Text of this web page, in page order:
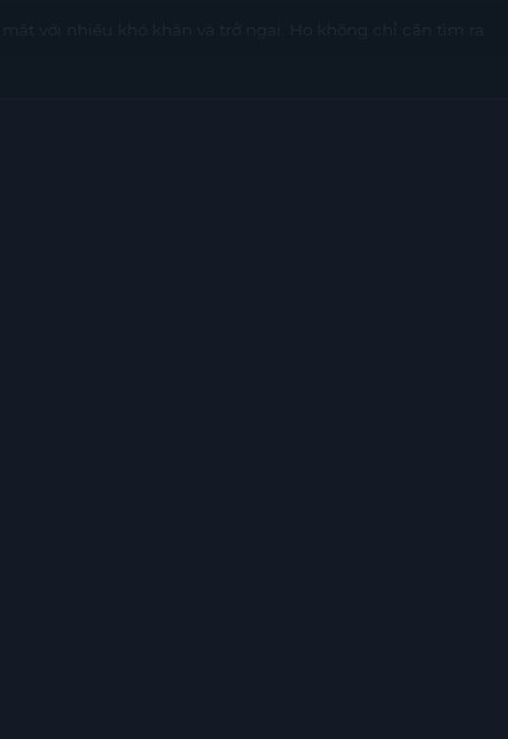
với nhiều khó khăn và trở ngại. Họ không chỉ cần tìm ra
gia đình và xã hội. Những tình huống dở khóc dở cười xảy ra
dần phát triển theo cách mà họ không ngờ tới. Họ bắt đầu